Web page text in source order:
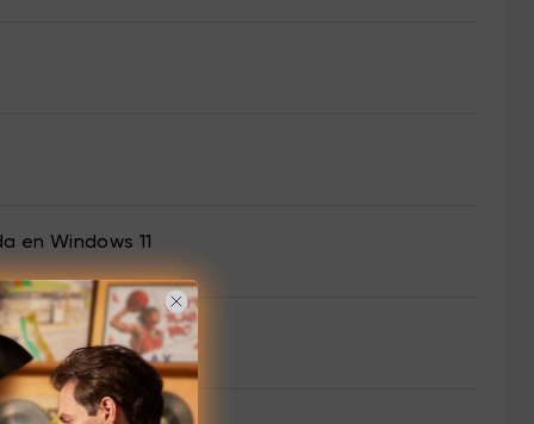
en Windows 11